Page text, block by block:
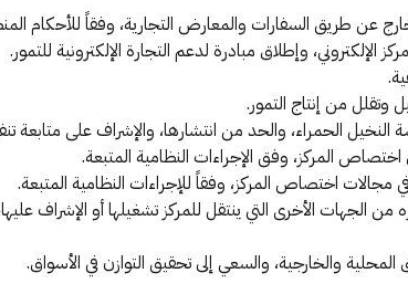
عن طريق السفارات والمعارض التجارية، وفقاً للأحكام
وإطلاق مبادرة لدعم التجارة الإلكترونية للتمور.
وتقلل من إنتاج التمور.
الحمراء، والحد من انتشارها، والإشراف على متابعة
المركز، وفق الإجراءات النظامية المتبعة.
مجالات اختصاص المركز، وفقاً للإجراءات النظامية المتبعة.
الجهات الأخرى التي ينتقل للمركز تشغيلها أو الإشراف
والخارجية، والسعي إلى تحقيق التوازن في الأسواق.